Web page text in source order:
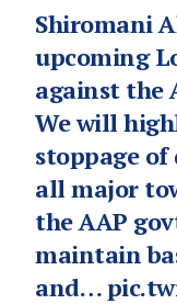
Shiromani
upcoming
against the
We will
stoppage
all major
the AAP
maintain
and…